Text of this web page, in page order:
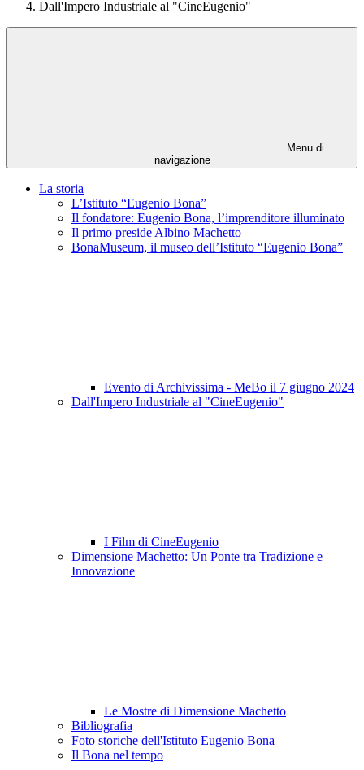
Dall'Impero Industriale al "CineEugenio"
Menu di
navigazione
La storia
L’Istituto “Eugenio Bona”
Il fondatore: Eugenio Bona, l’imprenditore illuminato
Il primo preside Albino Machetto
BonaMuseum, il museo dell’Istituto “Eugenio Bona”
Evento di Archivissima - MeBo il 7 giugno 2024
Dall'Impero Industriale al "CineEugenio"
I Film di CineEugenio
Dimensione Machetto: Un Ponte tra Tradizione e
Innovazione
Le Mostre di Dimensione Machetto
Bibliografia
Foto storiche dell'Istituto Eugenio Bona
Il Bona nel tempo